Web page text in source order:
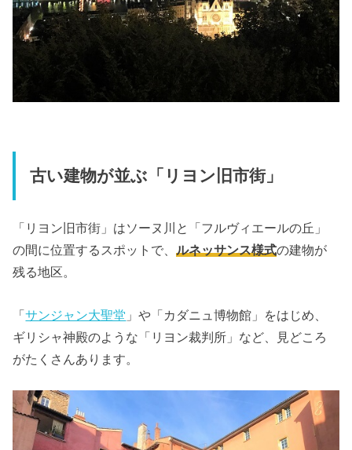
古い建物が並ぶ「リヨン旧市街」
「リヨン旧市街」はソーヌ川と「フルヴィエールの丘」
の間に位置するスポットで、ルネッサンス様式の建物が
残る地区。
「サンジャン大聖堂 」や「カダニュ博物館」をはじめ、
ギリシャ神殿のような「リヨン裁判所」など、見どころ
がたくさんあります。